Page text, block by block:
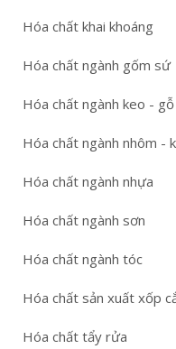
Hóa chất khai khoáng
Hóa chất ngành gốm sứ
Hóa chất ngành keo -
Hóa chất ngành nhôm -
Hóa chất ngành nhựa
Hóa chất ngành sơn
Hóa chất ngành tóc
Hóa chất sản xuất xốp
Hóa chất tẩy rửa